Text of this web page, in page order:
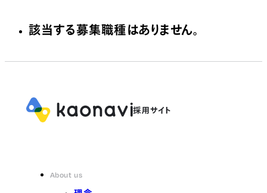
該当する募集職種はありません。
About us